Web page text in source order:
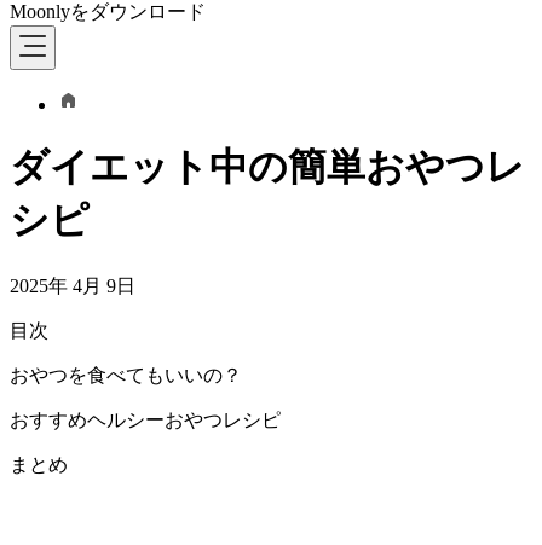
Moonlyをダウンロード
ダイエット中の簡単おやつレ
シピ
2025年 4月 9日
目次
おやつを食べてもいいの？
おすすめヘルシーおやつレシピ
まとめ